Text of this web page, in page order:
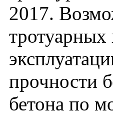
2017.
прочности
бетона по